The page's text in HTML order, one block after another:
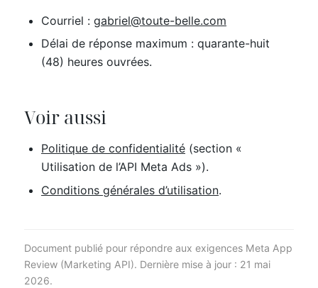
Courriel : gabriel@toute-belle.com
Délai de réponse maximum : quarante-huit
(48) heures ouvrées.
Voir aussi
Politique de confidentialité (section «
Utilisation de l’API Meta Ads »).
Conditions générales d’utilisation.
Document publié pour répondre aux exigences Meta App
Review (Marketing API). Dernière mise à jour : 21 mai
2026.